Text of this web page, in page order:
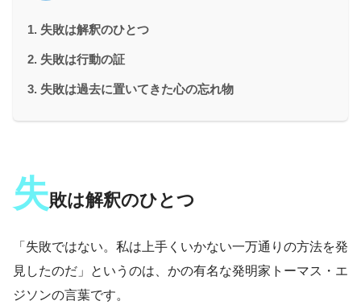
失敗は解釈のひとつ
失敗は行動の証
失敗は過去に置いてきた心の忘れ物
失敗は解釈のひとつ
「失敗ではない。私は上手くいかない一万通りの方法を発
見したのだ」というのは、かの有名な発明家トーマス・エ
ジソンの言葉です。